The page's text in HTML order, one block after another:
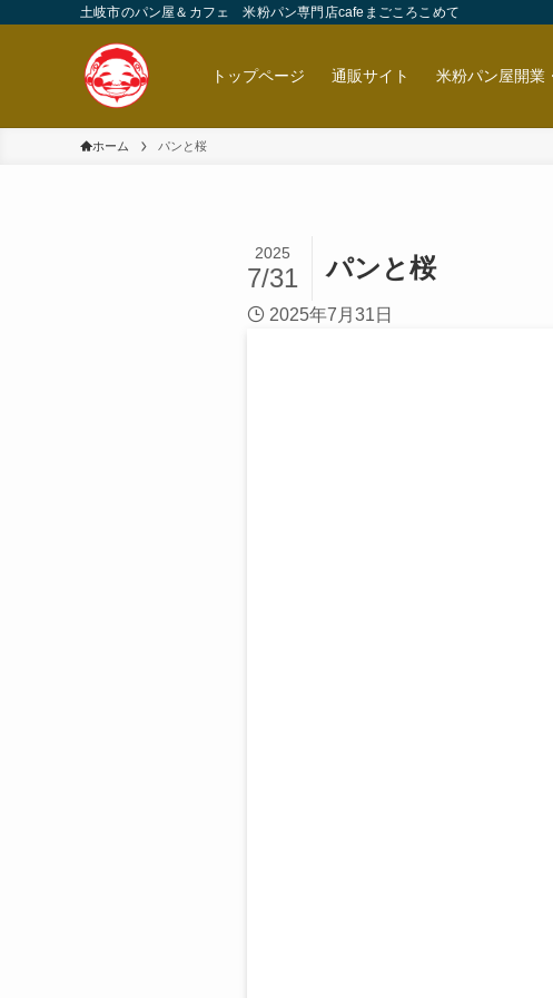
土岐市のパン屋＆カフェ 米粉パン専門店cafeまごころこめて
トップページ 通販サイト 米粉パン屋開業
ホーム パンと桜
パンと桜
2025
7/31
2025年7月31日